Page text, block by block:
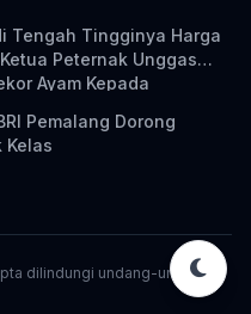
Tengah Tingginya Harga
Peternak Unggas
Ayam Kepada
Pemalang Dorong
Kelas
dilindungi undang-undang.